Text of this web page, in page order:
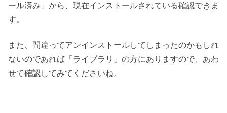
ール済み」から、現在インストールされている確認できま
す。
また、間違ってアンインストールしてしまったのかもしれ
ないのであれば「ライブラリ」の方にありますので、あわ
せて確認してみてくださいね。